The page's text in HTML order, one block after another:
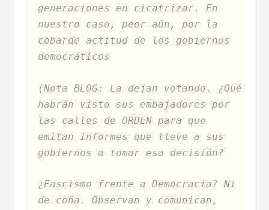
generaciones en cicatrizar. En
nuestro caso, peor aún, por la
cobarde actitud de los gobiernos
democráticos
(Nota BLOG: La dejan votando. ¿Qué
habrán visto sus embajadores por
las calles de ORDEN para que
emitan informes que lleve a sus
gobiernos a tomar esa decisión?
¿Fascismo frente a Democracia? Ni
de coña. Observan y comunican,